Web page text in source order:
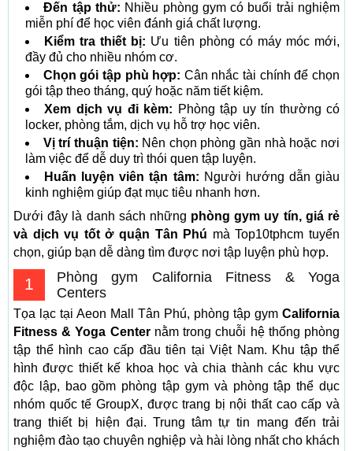
Đến tập thử: Nhiều phòng gym có buổi trải nghiệm
miễn phí để học viên đánh giá chất lượng.
Kiểm tra thiết bị: Ưu tiên phòng có máy móc mới,
đầy đủ cho nhiều nhóm cơ.
Chọn gói tập phù hợp: Cân nhắc tài chính để chọn
gói tập theo tháng, quý hoặc năm tiết kiệm.
Xem dịch vụ đi kèm: Phòng tập uy tín thường có
locker, phòng tắm, dịch vụ hỗ trợ học viên.
Vị trí thuận tiện: Nên chọn phòng gần nhà hoặc nơi
làm việc để dễ duy trì thói quen tập luyện.
Huấn luyện viên tận tâm: Người hướng dẫn giàu
kinh nghiệm giúp đạt mục tiêu nhanh hơn.
Dưới đây là danh sách những phòng gym uy tín, giá rẻ
và dịch vụ tốt ở quận Tân Phú mà Top10tphcm tuyển
chọn, giúp bạn dễ dàng tìm được nơi tập luyện phù hợp.
1
Phòng gym California Fitness & Yoga
Centers
Tọa lạc tại Aeon Mall Tân Phú, phòng tập gym California
Fitness & Yoga Centernằm trong chuỗi hệ thống phòng
tập thể hình cao cấp đầu tiên tại Việt Nam. Khu tập thể
hình được thiết kế khoa học và chia thành các khu vực
độc lập, bao gồm phòng tập gym và phòng tập thể dục
nhóm quốc tế GroupX, được trang bị nội thất cao cấp và
trang thiết bị hiện đại. Trung tâm tự tin mang đến trải
nghiệm đào tạo chuyên nghiệp và hài lòng nhất cho khách